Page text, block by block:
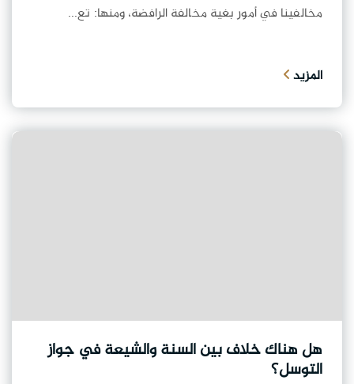
مخالفينا في أمور بغية مخالفة الرافضة، ومنها: تع...
المزيد
هل هناك خلاف بين السنة والشيعة في جواز
التوسل؟